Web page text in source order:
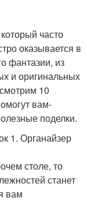
часто
оказывается в
фантазии, из
и оригинальных
10
вам-
поделки.
1. Органайзер
столе, то
станет
вам